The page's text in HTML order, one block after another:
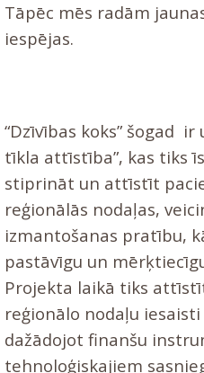
Tāpēc mēs radām
iespējas.
“Dzīvības koks” šogad
tīkla attīstība”, kas tiks
stiprināt un attīstīt
reģionālās nodaļas,
izmantošanas pratību,
pastāvīgu un
Projekta laikā tiks
reģionālo nodaļu
dažādojot finanšu
tehnoloģiskajiem